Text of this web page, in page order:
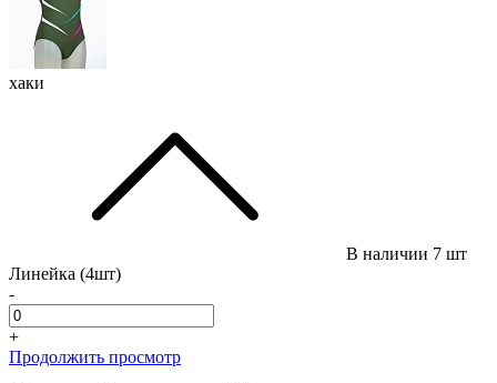
хаки
В наличии 7 шт
Линейка (4шт)
-
+
Продолжить просмотр